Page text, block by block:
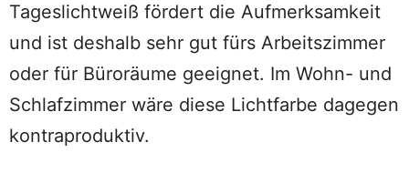
Tageslichtweiß fördert die Aufmerksamkeit
und ist deshalb sehr gut fürs Arbeitszimmer
oder für Büroräume geeignet. Im Wohn- und
Schlafzimmer wäre diese Lichtfarbe dagegen
kontraproduktiv.